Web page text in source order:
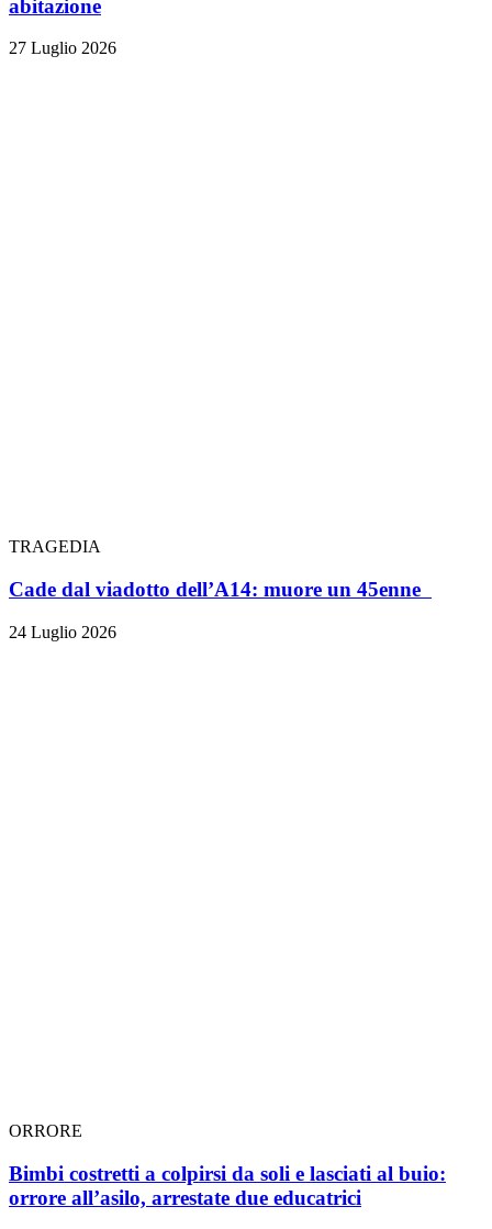
abitazione
27 Luglio 2026
TRAGEDIA
Cade dal viadotto dell’A14: muore un 45enne
24 Luglio 2026
ORRORE
Bimbi costretti a colpirsi da soli e lasciati al buio:
orrore all’asilo, arrestate due educatrici